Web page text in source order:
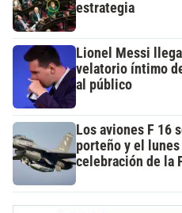
estrategia
Lionel Messi
velatorio íntimo
al público
Los aviones F 16
porteño y el
celebración de la